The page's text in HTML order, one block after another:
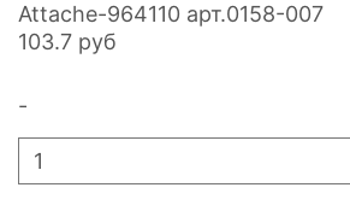
Attache-964110 арт.0158-007
103.7 руб
-